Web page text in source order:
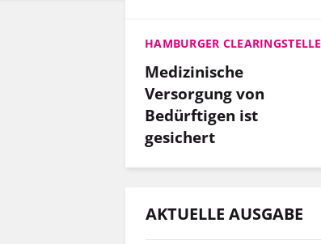
HAMBURGER CLEARINGSTELLE
Medizinische
Versorgung von
Bedürftigen ist
gesichert
AKTUELLE AUSGABE